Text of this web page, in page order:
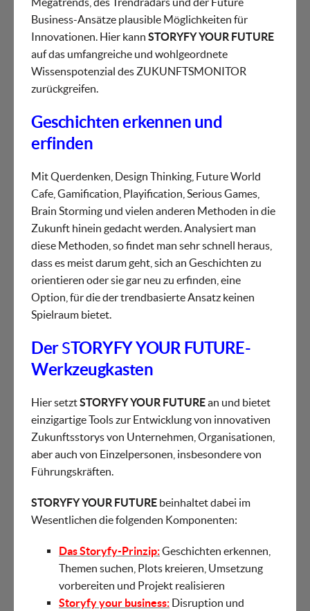
Business-Ansätze plausible Möglichkeiten für
Innovationen. Hier kann STORYFY YOUR FUTURE
auf das umfangreiche und wohlgeordnete
Wissenspotenzial des ZUKUNFTSMONITOR
zurückgreifen.
Geschichten erkennen und
erfinden
Mit Querdenken, Design Thinking, Future World
Cafe, Gamification, Playification, Serious Games,
Brain Storming und vielen anderen Methoden in die
Zukunft hinein gedacht werden. Analysiert man
diese Methoden, so findet man sehr schnell heraus,
dass es meist darum geht, sich an Geschichten zu
orientieren oder sie gar neu zu erfinden, eine
Option, für die der trendbasierte Ansatz keinen
Spielraum bietet.
DerSTORYFY YOUR FUTURE-
Werkzeugkasten
Hier setztSTORYFY YOUR FUTUREan und bietet
einzigartige Tools zur Entwicklung von innovativen
Zukunftsstorys von Unternehmen, Organisationen,
aber auch von Einzelpersonen, insbesondere von
Führungskräften.
STORYFY YOUR FUTURE beinhaltet dabei im
Wesentlichen die folgenden Komponenten:
Das Storyfy-Prinzip:Geschichten erkennen,
Themen suchen, Plots kreieren, Umsetzung
vorbereiten und Projekt realisieren
Storyfy your business: Disruption und